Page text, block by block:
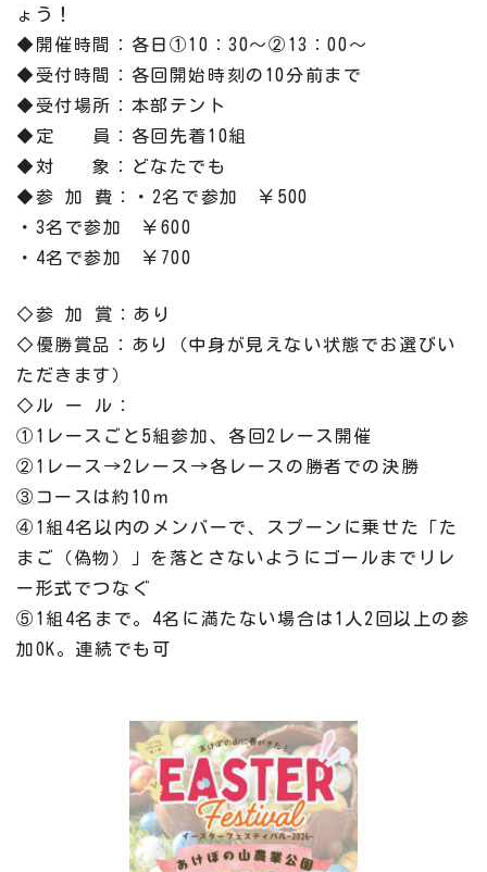
ょう！
◆開催時間：各日①10：30～②13：00～
◆受付時間：各回開始時刻の10分前まで
◆受付場所：本部テント
◆定 員：各回先着10組
◆対 象：どなたでも
◆参 加 費：・2名で参加 ￥500
・3名で参加 ￥600
・4名で参加 ￥700
◇参 加 賞：あり
◇優勝賞品：あり（中身が見えない状態でお選びい
ただきます）
◇ル ー ル：
①1レースごと5組参加、各回2レース開催
②1レース→2レース→各レースの勝者での決勝
③コースは約10ｍ
④1組4名以内のメンバーで、スプーンに乗せた「た
まご（偽物）」を落とさないようにゴールまでリレ
ー形式でつなぐ
⑤1組4名まで。4名に満たない場合は1人2回以上の参
加OK。連続でも可